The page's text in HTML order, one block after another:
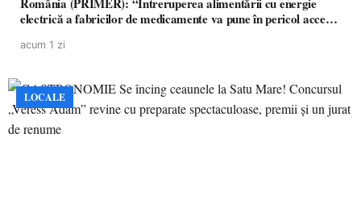
electrică a fabricilor de medicamente va pune în pericol accesul
acum 1 zi
LOCALE